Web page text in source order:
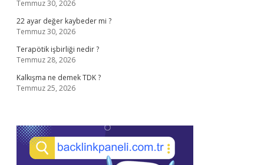
Temmuz 30, 2026
22 ayar değer kaybeder mi ?
Temmuz 30, 2026
Terapötik işbirliği nedir ?
Temmuz 28, 2026
Kalkışma ne demek TDK ?
Temmuz 25, 2026